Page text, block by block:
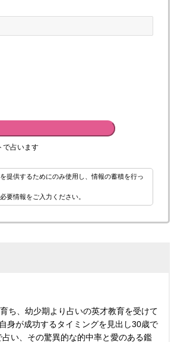
で占います
提供するためにのみ使用し、情報の蓄積を行っ
要情報をご入力ください。
ち、幼少期より占いの英才教育を受けて
身が成功するタイミングを見出し30歳で
い、その驚異的な的中率と愛のある鑑